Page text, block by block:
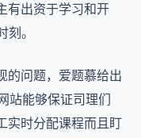
有出资于学习和开
。
的问题，爱题慕给出
站能够保证司理们
实时分配课程而且盯